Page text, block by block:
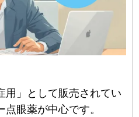
用」として販売されてい
眼薬が中心です。